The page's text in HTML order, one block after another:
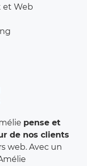
et Web
pense et
de nos clients
web. Avec un